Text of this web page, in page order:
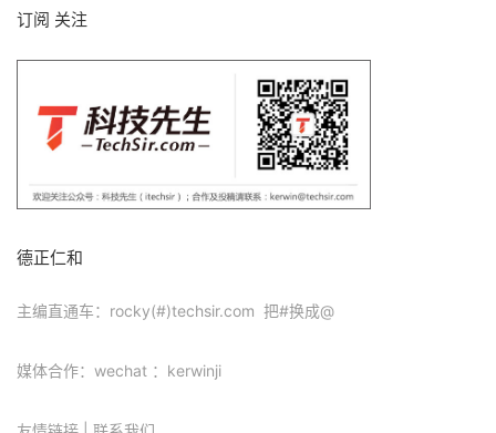
订阅 关注
德正仁和
主编直通车：rocky(#)techsir.com 把#换成@
媒体合作：wechat ：kerwinji